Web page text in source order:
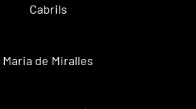
Cabrils
Maria de Miralles